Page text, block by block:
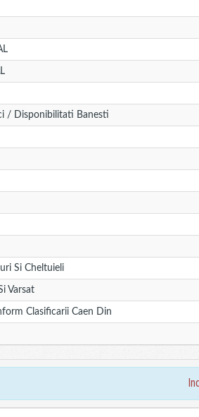
/ Disponibilitati Banesti
Si Cheltuieli
Varsat
Clasificarii Caen Din